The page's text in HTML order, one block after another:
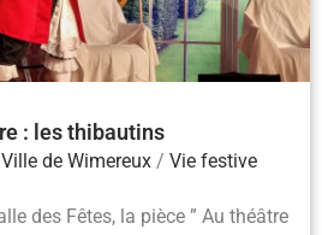
: les thibautins
Ville de Wimereux / Vie festive
des Fêtes, la pièce ” Au théâtre